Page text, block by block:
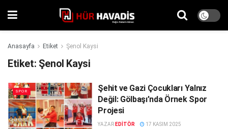
Anasayfa Etiket Şenol Kaysi
Etiket: Şenol Kaysi
SPOR
Şehit ve Gazi Çocukları Yalnız
Değil: Gölbaşı’nda Örnek Spor
Projesi
YAZAR EDITÖR 17 KASIM 2025